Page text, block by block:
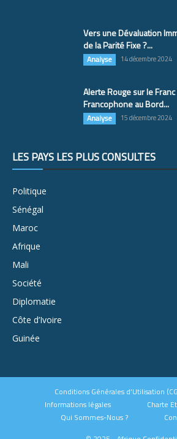
Vers une Dévaluation
de la Parité Fixe ?...
Analyse 14 décembre 2024
Alerte Rouge sur le Franc
Francophone au Bord...
Analyse 15 décembre 2024
LES PAYS LES PLUS CONSULTÉS
Politique
Sénégal
Maroc
Afrique
Mali
Société
Diplomatie
Côte d’Ivoire
Guinée
Conditions Générales d’Utilisation
Informations légales
Charte
Qui Sommes-Nous ?